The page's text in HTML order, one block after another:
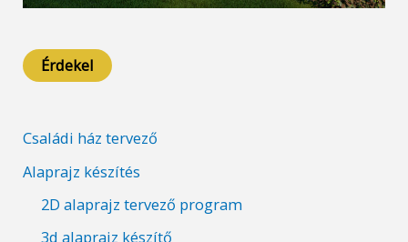
Érdekel
Családi ház tervező
Alaprajz készítés
2D alaprajz tervező program
3d alaprajz készítő